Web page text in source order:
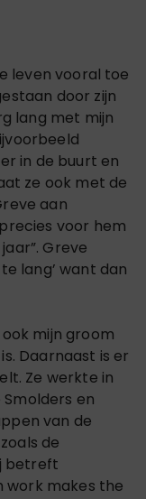
leven vooral toe
door zijn
lang met mijn
in de buurt en
ze ook met de
aan
voor hem
Greve
lang’ want dan
mijn groom
Daarnaast is er
Ze werkte in
en
van de
de
betreft
work makes the